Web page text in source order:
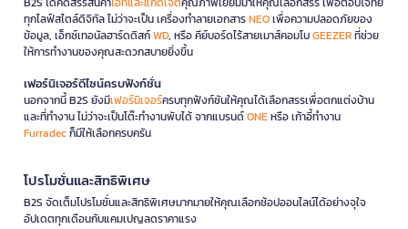
ทุกไลฟ์สไตล์ดิจิทัล ไม่ว่าจะเป็น เครื่องทำลายเอกสารNEOเพื่อความปลอดภัยของ
ข้อมูล, เอ็กซ์เทอนัลฮาร์ดดิสก์WD, หรือ คีย์บอร์ดไร้สายเมาส์คอมโบGEEZERที่ช่วย
ให้การทำงานของคุณสะดวกสบายยิ่งขึ้น
เฟอร์นิเจอร์ดีไซน์ครบฟังก์ชั่น
นอกจากนี้ B2S ยังมีเฟอร์นิเจอร์ครบทุกฟังก์ชันให้คุณได้เลือกสรรเพื่อตกแต่งบ้าน
และที่ทำงาน ไม่ว่าจะเป็นโต๊ะทำงานพับได้ จากแบรนด์ONEหรือ เก้าอี้ทำงาน
Furradecก็มีให้เลือกครบครัน
โปรโมชั่นและสิทธิพิเศษ
B2S จัดเต็มโปรโมชั่นและสิทธิพิเศษมากมายให้คุณเลือกช้อปออนไลน์ได้อย่างจุใจ
อัปเดตทุกเดือนกับแคมเปญลดราคาแรง